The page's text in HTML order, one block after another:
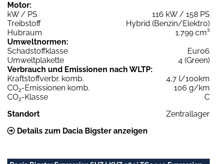
Motor:
kW / PS
116 kW / 158 PS
Treibstoff
Hybrid (Benzin/Elektro)
Hubraum
1.799 cm³
Umweltnormen:
Schadstoffklasse
Euro6
Umweltplakette
4 (Green)
Verbrauch und Emissionen nach WLTP:
Kraftstoffverbr. komb.
4,7 l/100km
CO2-Emissionen komb.
106 g/km
CO2-Klasse
C
Standort
Zentrallager
Details zum Dacia Bigster anzeigen